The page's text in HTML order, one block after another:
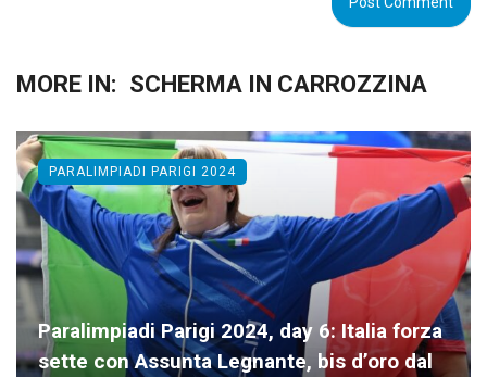
MORE IN: SCHERMA IN CARROZZINA
Paralimpiadi Parigi 2024, day 6: Italia forza
sette con Assunta Legnante, bis d’oro dal
PARALIMPIADI PARIGI 2024